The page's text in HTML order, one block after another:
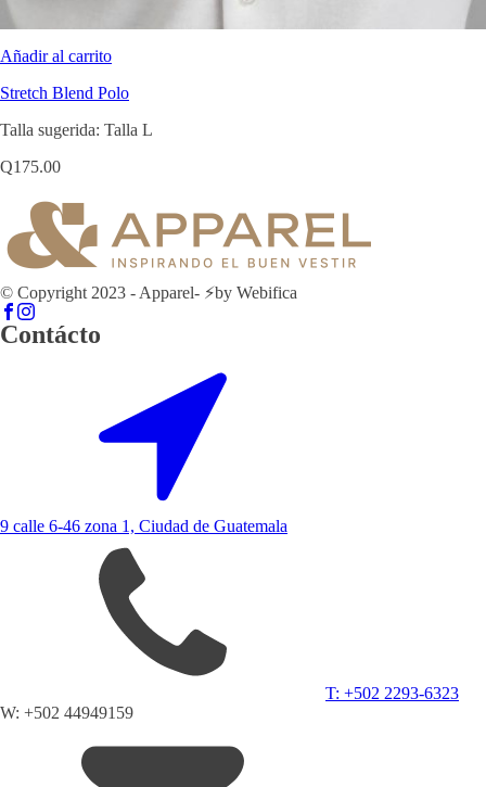
Añadir al carrito
Stretch Blend Polo
Talla sugerida: Talla L
Q175.00
© Copyright 2023 - Apparel- ⚡by Webifica
Contácto
9 calle 6-46 zona 1, Ciudad de Guatemala
T: +502 2293-6323
W: +502 44949159